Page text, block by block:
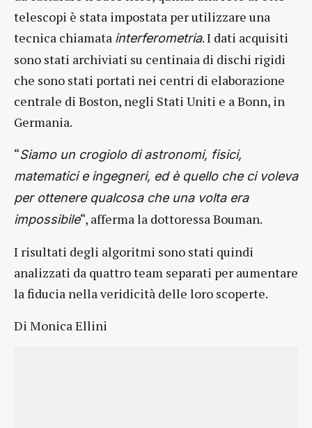
telescopi è stata impostata per utilizzare una
tecnica chiamata interferometria. I dati acquisiti
sono stati archiviati su centinaia di dischi rigidi
che sono stati portati nei centri di elaborazione
centrale di Boston, negli Stati Uniti e a Bonn, in
Germania.
“Siamo un crogiolo di astronomi, fisici,
matematici e ingegneri, ed è quello che ci voleva
per ottenere qualcosa che una volta era
impossibile“, afferma la dottoressa Bouman.
I risultati degli algoritmi sono stati quindi
analizzati da quattro team separati per aumentare
la fiducia nella veridicità delle loro scoperte.
Di Monica Ellini